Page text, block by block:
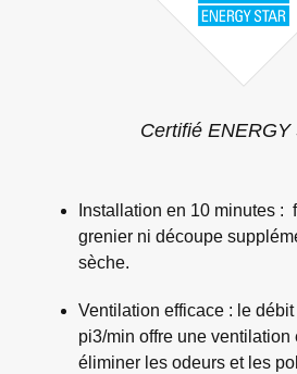
Certifié ENERGY
Installation en 10 minutes :
grenier ni découpe
sèche.
Ventilation efficace : le
pi3/min offre une ventilation
éliminer les odeurs et les